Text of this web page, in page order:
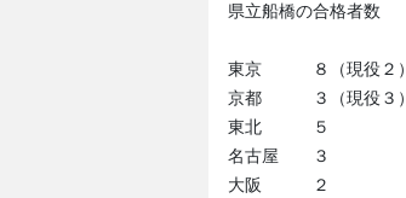
県立船橋の合格者数
東京 ８（現役２）
京都 ３（現役３）
東北 ５
名古屋 ３
大阪 ２